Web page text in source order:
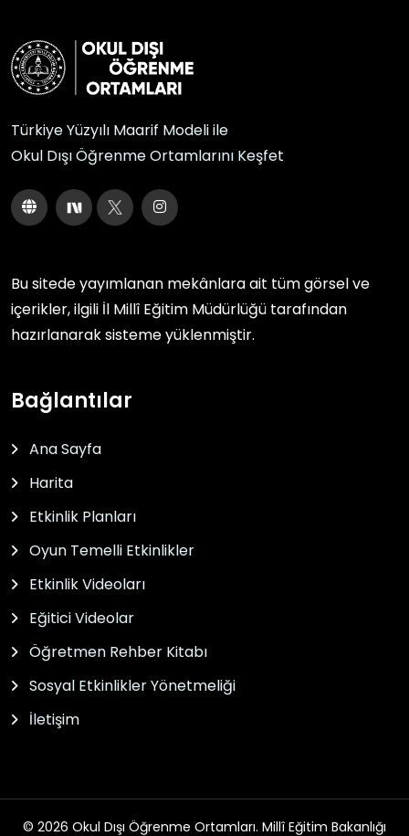
Türkiye Yüzyılı Maarif Modeli ile
Okul Dışı Öğrenme Ortamlarını Keşfet
Bu sitede yayımlanan mekânlara ait tüm görsel ve
içerikler, ilgili İl Millî Eğitim Müdürlüğü tarafından
hazırlanarak sisteme yüklenmiştir.
Bağlantılar
Ana Sayfa
Harita
Etkinlik Planları
Oyun Temelli Etkinlikler
Etkinlik Videoları
Eğitici Videolar
Öğretmen Rehber Kitabı
Sosyal Etkinlikler Yönetmeliği
İletişim
© 2026 Okul Dışı Öğrenme Ortamları. Millî Eğitim Bakanlığı